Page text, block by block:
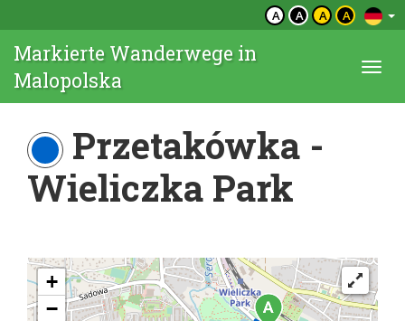
A A A A
Markierte Wanderwege in
Malopolska
Przetakówka -
Wieliczka Park
+
−